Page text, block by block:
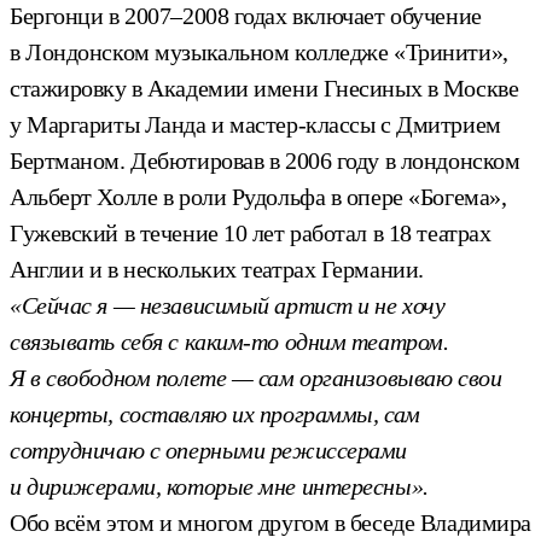
Бергонци в 2007–2008 годах включает обучение
в Лондонском музыкальном колледже «Тринити»,
стажировку в Академии имени Гнесиных в Москве
у Маргариты Ланда и мастер-классы с Дмитрием
Бертманом. Дебютировав в 2006 году в лондонском
Альберт Холле в роли Рудольфа в опере «Богема»,
Гужевский в течение 10 лет работал в 18 театрах
Англии и в нескольких театрах Германии.
«Сейчас я — независимый артист и не хочу
связывать себя с каким-то одним театром.
Я в свободном полете — сам организовываю свои
концерты, составляю их программы, сам
сотрудничаю с оперными режиссерами
и дирижерами, которые мне интересны».
Обо всём этом и многом другом в беседе Владимира